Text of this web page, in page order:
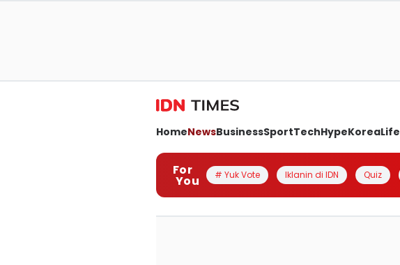
HomeNewsBusinessSportTechHypeKoreaLife
For
You # Yuk Vote Iklanin di IDN Quiz